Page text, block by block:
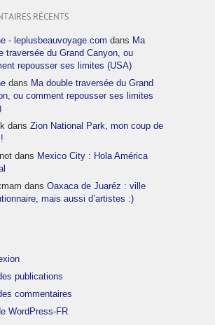
RÉCENTS
- leplusbeauvoyage.com dans Ma
traversée du Grand Canyon, ou
repousser ses limites (USA)
dans Ma double traversée du Grand
ou comment repousser ses limites
dans Zion National Park, mon coup de
dans Mexico City : Hola América
dans Oaxaca de Juaréz : ville
mais aussi d’artistes :)
publications
commentaires
WordPress-FR